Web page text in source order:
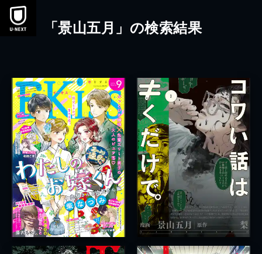
本文へスキップ
「景山五月」の検索結果